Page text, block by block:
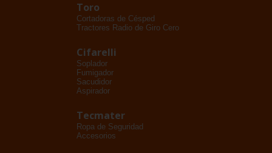
Toro
Cortadoras de Césped
Tractores Radio de Giro Cero
Cifarelli
Soplador
Fumigador
Sacudidor
Aspirador
Tecmater
Ropa de Seguridad
Accesorios